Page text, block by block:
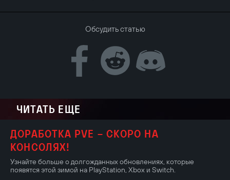
Обсудить статью
ЧИТАТЬ ЕЩЕ
ДОРАБОТКА PVE – СКОРО НА
КОНСОЛЯХ!
Узнайте больше о долгожданных обновлениях, которые
появятся этой зимой на PlayStation, Xbox и Switch.